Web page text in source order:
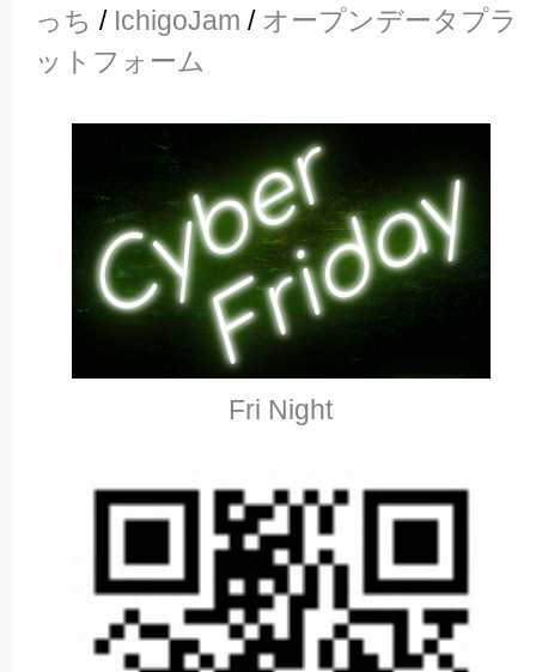
っち / IchigoJam / オープンデータプラ
ットフォーム
Fri Night